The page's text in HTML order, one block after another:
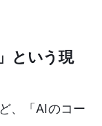
という現
、「AIのコー